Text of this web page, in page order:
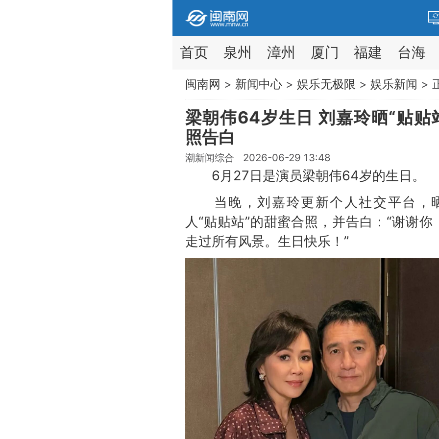
首页 泉州 漳州 厦门 福建 台海
闽南网 > 新闻中心> 娱乐无极限 > 娱乐新闻 >
梁朝伟64岁生日 刘嘉玲晒“贴贴
照告白
潮新闻综合 2026-06-29 13:48
6月27日是演员梁朝伟64岁的生日。
当晚，刘嘉玲更新个人社交平台，
人“贴贴站”的甜蜜合照，并告白：“谢谢你
走过所有风景。生日快乐！”